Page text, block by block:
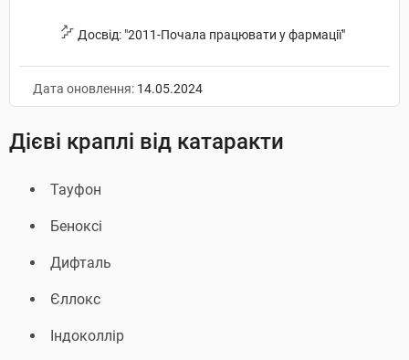
Досвід: "2011-Почала працювати у фармації"
Дата оновлення: 14.05.2024
Дієві краплі від катаракти
Тауфон
Беноксі
Дифталь
Єллокс
Індоколлір